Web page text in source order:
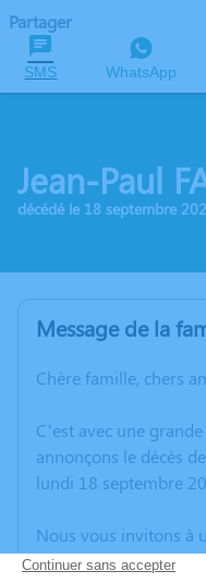
Partager
SMS WhatsApp
Jean-Paul
décédé le 18 septembre
Message de la
Chère famille, chers
C’est avec une
annonçons le décès
lundi 18 septembre
Nous vous invitons à
vos condoléances,